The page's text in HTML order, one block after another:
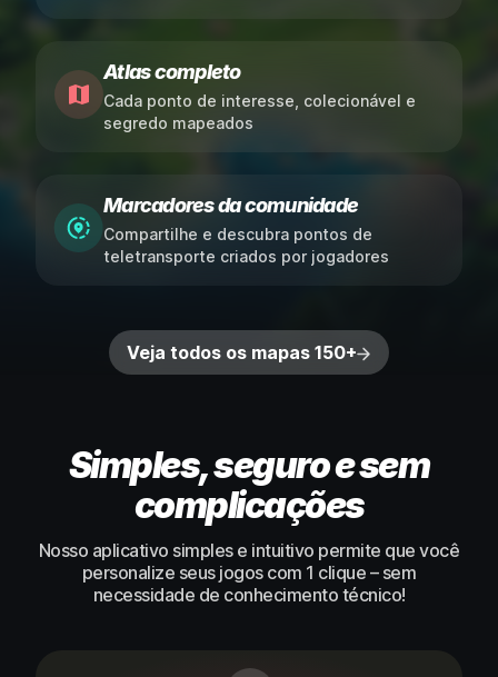
Atlas completo
Cada ponto de interesse, colecionável e
segredo mapeados
Marcadores da comunidade
Compartilhe e descubra pontos de
teletransporte criados por jogadores
Veja todos os mapas 150+
Simples, seguro e sem
complicações
Nosso aplicativo simples e intuitivo permite que você
personalize seus jogos com 1 clique – sem
necessidade de conhecimento técnico!